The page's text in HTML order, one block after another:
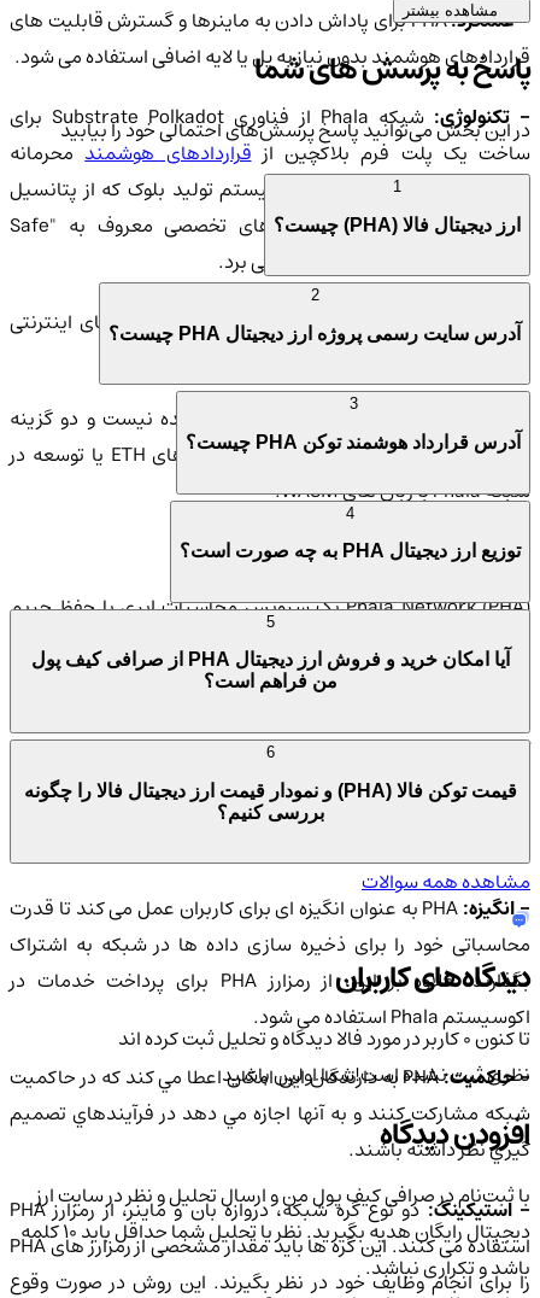
- عملکرد:
PHA برای پاداش دادن به ماینرها و گسترش قابلیت های
قراردادهای هوشمند بدون نیاز به پل یا لایه اضافی استفاده می شود.
- تکنولوژی:
شبکه Phala از فناوری Substrate Polkadot برای
ساخت یک پلت فرم بلاکچین از قراردادهای هوشمندمحرمانه
استفاده می کند که توسط یک سیستم تولید بلوک که از پتانسیل
CPU و مجموعه ای از عملکردهای تخصصی معروف به "Safe
- تیم:
اعضای اصلی تیم Phala Network از شرکت های اینترنتی
یکپارچه سازی فناوری Phala پیچیده نیست و دو گزینه
وجود دارد: ادغام شبکه Phala از طریق پل های ETH یا توسعه در
شبکه Phala با زبان های WASM.
با نحوه عملکرد ارز دیجیتال PHA آشنا شوید
Phala Network (PHA) یک سرویس محاسبات ابری با حفظ حریم
خصوصی است که خدمات محاسباتی محرمانه و حفاظت از داده را ارائه
می دهد. PHA توکن ابزار بومی شبکه Phala است و برای اقتصاد
آمده است:
PHA برای پاداش دادن به ماینرها و گسترش قابلیت های
- انگیزه:
PHA به عنوان انگیزه ای برای کاربران عمل می کند تا قدرت
محاسباتی خود را برای ذخیره سازی داده ها در شبکه به اشتراک
بگذارند. علاوه بر این، از رمزارز PHA برای پرداخت خدمات در
اکوسیستم Phala استفاده می شود.
- حاكميت:
PHA به دارندگان اين امكان اعطا مي كند كه در حاكميت
شبكه مشاركت كنند و به آنها اجازه مي دهد در فرآيندهاي تصميم
گيري نظر داشته باشند.
- استیکینگ:
دو نوع گره شبکه، دروازه بان و ماینر، از رمزارز PHA
استفاده می کنند. این گره ها باید مقدار مشخصی از رمزارز های PHA
را برای انجام وظایف خود در نظر بگیرند. این روش در صورت وقوع
مشاهده بیشتر
پاسخ به پرسش های شما
در این بخش می‌توانید پاسخ پرسش‌های احتمالی خود را بیابید
ارز دیجیتال فالا (PHA) چیست؟
آدرس سایت رسمی پروژه ارز دیجیتال PHA چیست؟
آدرس قرارداد هوشمند توکن PHA چیست؟
توزیع ارز دیجیتال PHA به چه صورت است؟
آیا امکان خرید و فروش ارز دیجیتال PHA از صرافی کیف پول
من فراهم است؟
قیمت توکن فالا (PHA) و نمودار قیمت ارز دیجیتال فالا را چگونه
بررسی کنیم؟
مشاهده همه سوالات
دیدگاه‌های کاربران
تا کنون 0 کاربر در مورد فالادیدگاه و تحلیل ثبت کرده اند
نظری ثبت نشده است!شما اولین باشید
افزودن دیدگاه
با ثبت‌نام در صرافی کیف پول من و ارسال تحلیل و نظر در سایت ارز
دیجیتال رایگان هدیه بگیرید. نظر یا تحلیل شما حداقل باید ۱۰ کلمه
باشد و تکراری نباشد.